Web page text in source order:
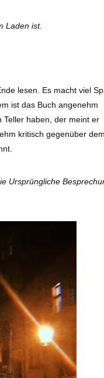
Laden ist.
lesen. Es macht viel
ist das Buch angenehm
Teller haben, der meint er
kritisch gegenüber dem
Ursprüngliche